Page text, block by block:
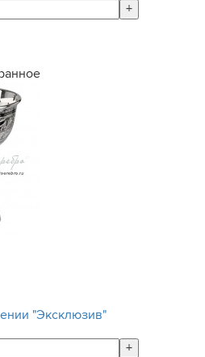
+
"Эксклюзив"
+